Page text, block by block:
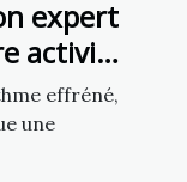
expert
activité
effréné,
une